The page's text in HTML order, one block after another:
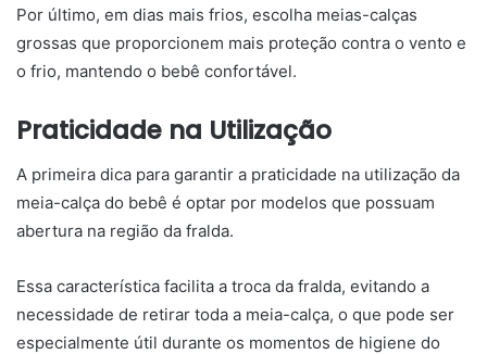
Por último, em dias mais frios, escolha meias-calças
grossas que proporcionem mais proteção contra o vento e
o frio, mantendo o bebê confortável.
Praticidade na Utilização
A primeira dica para garantir a praticidade na utilização da
meia-calça do bebê é optar por modelos que possuam
abertura na região da fralda.
Essa característica facilita a troca da fralda, evitando a
necessidade de retirar toda a meia-calça, o que pode ser
especialmente útil durante os momentos de higiene do